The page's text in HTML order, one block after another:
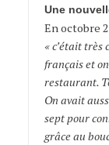
Une
En octobre
« c’était
français et
restaurant.
On avait
sept pour
grâce au